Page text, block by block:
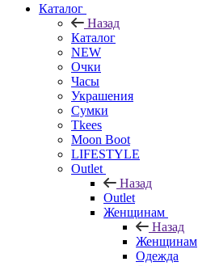
Каталог
Назад
Каталог
NEW
Очки
Часы
Украшения
Сумки
Tkees
Moon Boot
LIFESTYLE
Outlet
Назад
Outlet
Женщинам
Назад
Женщинам
Одежда